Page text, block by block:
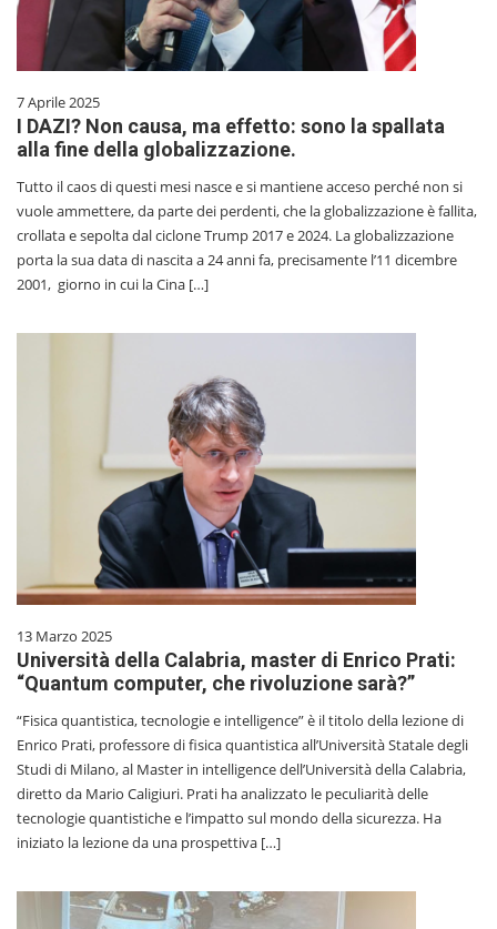
7 Aprile 2025
I DAZI? Non causa, ma effetto: sono la spallata
alla fine della globalizzazione.
Tutto il caos di questi mesi nasce e si mantiene acceso perché non si
vuole ammettere, da parte dei perdenti, che la globalizzazione è fallita,
crollata e sepolta dal ciclone Trump 2017 e 2024. La globalizzazione
porta la sua data di nascita a 24 anni fa, precisamente l’11 dicembre
2001, giorno in cui la Cina […]
13 Marzo 2025
Università della Calabria, master di Enrico Prati:
“Quantum computer, che rivoluzione sarà?”
“Fisica quantistica, tecnologie e intelligence” è il titolo della lezione di
Enrico Prati, professore di fisica quantistica all’Università Statale degli
Studi di Milano, al Master in intelligence dell’Università della Calabria,
diretto da Mario Caligiuri. Prati ha analizzato le peculiarità delle
tecnologie quantistiche e l’impatto sul mondo della sicurezza. Ha
iniziato la lezione da una prospettiva […]